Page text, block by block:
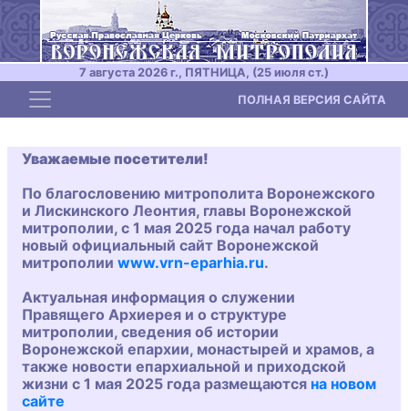
7 августа 2026 г., ПЯТНИЦА, (25 июля ст.)
Toggle navigation ПОЛНАЯ ВЕРСИЯ САЙТА
Уважаемые посетители!
По благословению митрополита Воронежского
и Лискинского Леонтия, главы Воронежской
митрополии, с 1 мая 2025 года начал работу
новый официальный сайт Воронежской
митрополии www.vrn-eparhia.ru.
Актуальная информация о служении
Правящего Архиерея и о структуре
митрополии, сведения об истории
Воронежской епархии, монастырей и храмов, а
также новости епархиальной и приходской
жизни с 1 мая 2025 года размещаются на новом
сайте